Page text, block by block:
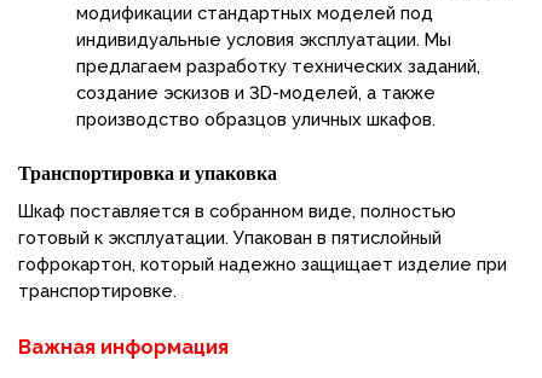
модификации стандартных моделей под
индивидуальные условия эксплуатации. Мы
предлагаем разработку технических заданий,
создание эскизов и 3D-моделей, а также
производство образцов уличных шкафов.
Транспортировка и упаковка
Шкаф поставляется в собранном виде, полностью
готовый к эксплуатации. Упакован в пятислойный
гофрокартон, который надежно защищает изделие при
транспортировке.
Важная информация